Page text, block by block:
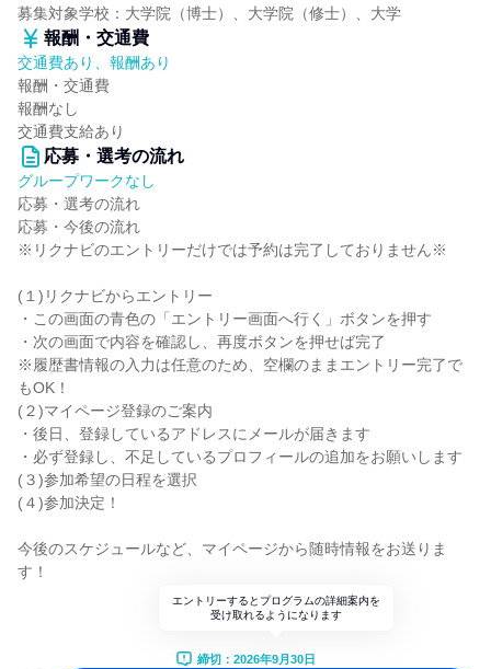
募集対象学校：大学院（博士）、大学院（修士）、大学
報酬・交通費
交通費あり、報酬あり
報酬・交通費
報酬なし
交通費支給あり
応募・選考の流れ
グループワークなし
応募・選考の流れ
応募・今後の流れ
※リクナビのエントリーだけでは予約は完了しておりません※
(１)リクナビからエントリー
・この画面の青色の「エントリー画面へ行く」ボタンを押す
・次の画面で内容を確認し、再度ボタンを押せば完了
※履歴書情報の入力は任意のため、空欄のままエントリー完了で
もOK！
(２)マイページ登録のご案内
・後日、登録しているアドレスにメールが届きます
・必ず登録し、不足しているプロフィールの追加をお願いします
(３)参加希望の日程を選択
(４)参加決定！
今後のスケジュールなど、マイページから随時情報をお送りま
す！
エントリーするとプログラムの詳細案内を
受け取れるようになります
締切：2026年9月30日